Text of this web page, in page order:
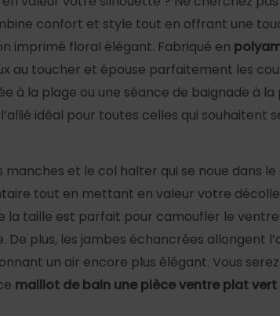
confort et style tout en offrant une
imprimé floral élégant. Fabriqué en
au toucher et épouse parfaitement les
à la plage ou une séance de baignade à la
idéal pour toutes celles qui souhaitent
manches et le col halter qui se noue dans
tout en mettant en valeur votre
la taille est parfait pour camoufler le
De plus, les jambes échancrées allongent
un air encore plus élégant. Vous
maillot de bain une pièce ventre plat